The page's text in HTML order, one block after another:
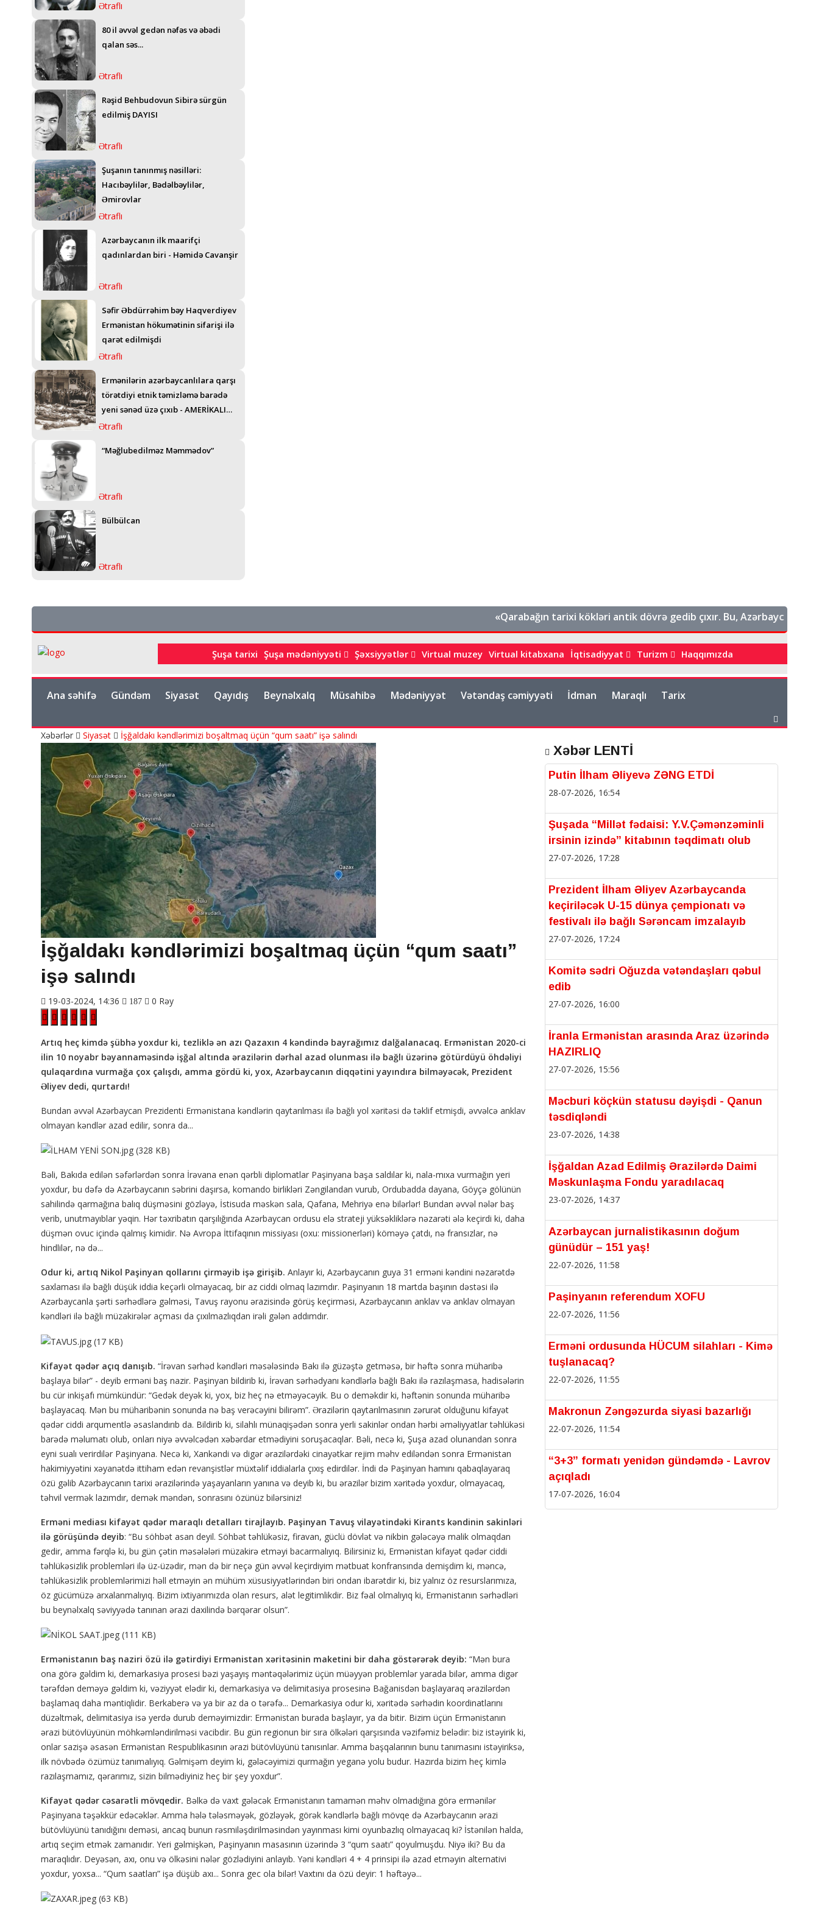
Ətraflı
80 il əvvəl gedən nəfəs və əbədi
qalan səs...
Ətraflı
Rəşid Behbudovun Sibirə sürgün
edilmiş DAYISI
Ətraflı
Şuşanın tanınmış nəsilləri:
Hacıbəylilər, Bədəlbəylilər,
Əmirovlar
Ətraflı
Azərbaycanın ilk maarifçi
qadınlardan biri - Həmidə Cavanşir
Ətraflı
Səfir Əbdürrəhim bəy Haqverdiyev
Ermənistan hökumətinin sifarişi ilə
qarət edilmişdi
Ətraflı
Ermənilərin azərbaycanlılara qarşı
törətdiyi etnik təmizləmə barədə
yeni sənəd üzə çıxıb - AMERİKALI
GENERALIN TELEQRAMI
Ətraflı
“Məğlubedilməz Məmmədov”
Ətraflı
Bülbülcan
Ətraflı
«Qarabağın tarixi kökləri antik dövrə gedib çıxır. Bu, Azərbaycanın tarixi
Şuşa tarixi Şuşa mədəniyyəti Şəxsiyyətlər Virtual muzey Virtual kitabxana İqtisadiyyat Turizm Haqqımızda
Ana səhifə Gündəm Siyasət Qayıdış Beynəlxalq Müsahibə Mədəniyyət Vətəndaş cəmiyyəti İdman Maraqlı Tarix
Xəbərlər Siyasət İşğaldakı kəndlərimizi boşaltmaq üçün “qum saatı” işə salındı
İşğaldakı kəndlərimizi boşaltmaq üçün “qum saatı”
işə salındı
19-03-2024, 14:36 187 0 Rəy
Artıq heç kimdə şübhə yoxdur ki, tezliklə ən azı Qazaxın 4 kəndində bayrağımız dalğalanacaq. Ermənistan 2020-ci
ilin 10 noyabr bəyannaməsində işğal altında ərazilərin dərhal azad olunması ilə bağlı üzərinə götürdüyü öhdəliyi
qulaqardına vurmağa çox çalışdı, amma gördü ki, yox, Azərbaycanın diqqətini yayındıra bilməyəcək, Prezident
Əliyev dedi, qurtardı!
Bundan əvvəl Azərbaycan Prezidenti Ermənistana kəndlərin qaytarılması ilə bağlı yol xəritəsi də təklif etmişdi, əvvəlcə anklav
olmayan kəndlər azad edilir, sonra da...
Bəli, Bakıda edilən səfərlərdən sonra İrəvana enən qərbli diplomatlar Paşinyana başa saldılar ki, nala-mıxa vurmağın yeri
yoxdur, bu dəfə də Azərbaycanın səbrini daşırsa, komando birlikləri Zəngilandan vurub, Ordubadda dayana, Göyçə gölünün
sahilində qarmağına balıq düşməsini gözləyə, İstisuda məskən sala, Qafana, Mehriyə enə bilərlər! Bundan əvvəl nələr baş
verib, unutmayıblar yəqin. Hər təxribatın qarşılığında Azərbaycan ordusu elə strateji yüksəkliklərə nəzarəti ələ keçirdi ki, daha
düşmən ovuc içində qalmış kimidir. Nə Avropa İttifaqının missiyası (oxu: missionerləri) köməyə çatdı, nə fransızlar, nə
hindlilər, nə də...
Odur ki, artıq Nikol Paşinyan qollarını çirməyib işə girişib. Anlayır ki, Azərbaycanın guya 31 erməni kəndini nəzarətdə
saxlaması ilə bağlı düşük iddia keçərli olmayacaq, bir az ciddi olmaq lazımdır. Paşinyanın 18 martda başının dəstəsi ilə
Azərbaycanla şərti sərhədlərə gəlməsi, Tavuş rayonu ərazisində görüş keçirməsi, Azərbaycanın anklav və anklav olmayan
kəndləri ilə bağlı müzakirələr açması da çıxılmazlıqdan irəli gələn addımdır.
Kifayət qədər açıq danışıb. “İrəvan sərhəd kəndləri məsələsində Bakı ilə güzəştə getməsə, bir həftə sonra müharibə
başlaya bilər” - deyib erməni baş nazir. Paşinyan bildirib ki, İrəvan sərhədyanı kəndlərlə bağlı Bakı ilə razılaşmasa, hadisələrin
bu cür inkişafı mümkündür: “Gedək deyək ki, yox, biz heç nə etməyəcəyik. Bu o deməkdir ki, həftənin sonunda müharibə
başlayacaq. Mən bu müharibənin sonunda nə baş verəcəyini bilirəm”. Ərazilərin qaytarılmasının zərurət olduğunu kifayət
qədər ciddi arqumentlə əsaslandırıb da. Bildirib ki, silahlı münaqişədən sonra yerli sakinlər ondan hərbi əməliyyatlar təhlükəsi
barədə məlumatı olub, onları niyə əvvəlcədən xəbərdar etmədiyini soruşacaqlar. Bəli, necə ki, Şuşa azad olunandan sonra
eyni sualı verirdilər Paşinyana. Necə ki, Xankəndi və digər ərazilərdəki cinayətkar rejim məhv ediləndən sonra Ermənistan
hakimiyyətini xəyanətdə ittiham edən revanşistlər müxtəlif iddialarla çıxış edirdilər. İndi də Paşinyan hamını qabaqlayaraq
özü gəlib Azərbaycanın tarixi ərazilərində yaşayanların yanına və deyib ki, bu ərazilər bizim xəritədə yoxdur, olmayacaq,
təhvil vermək lazımdır, demək məndən, sonrasını özünüz bilərsiniz!
Erməni mediası kifayət qədər maraqlı detalları tirajlayıb. Paşinyan Tavuş vilayətindəki Kirants kəndinin sakinləri
ilə görüşündə deyib: “Bu söhbət asan deyil. Söhbət təhlükəsiz, firavan, güclü dövlət və nikbin gələcəyə malik olmaqdan
gedir, amma fərqlə ki, bu gün çətin məsələləri müzakirə etməyi bacarmalıyıq. Bilirsiniz ki, Ermənistan kifayət qədər ciddi
təhlükəsizlik problemləri ilə üz-üzədir, mən də bir neçə gün əvvəl keçirdiyim mətbuat konfransında demişdim ki, məncə,
təhlükəsizlik problemlərimizi həll etməyin ən mühüm xüsusiyyətlərindən biri ondan ibarətdir ki, biz yalnız öz resurslarımıza,
öz gücümüzə arxalanmalıyıq. Bizim ixtiyarımızda olan resurs, alət legitimlikdir. Biz fəal olmalıyıq ki, Ermənistanın sərhədləri
bu beynəlxalq səviyyədə tanınan ərazi daxilində bərqərar olsun”.
Ermənistanın baş naziri özü ilə gətirdiyi Ermənistan xəritəsinin maketini bir daha göstərərək deyib: “Mən bura
ona görə gəldim ki, demarkasiya prosesi bəzi yaşayış məntəqələrimiz üçün müəyyən problemlər yarada bilər, amma digər
tərəfdən deməyə gəldim ki, vəziyyət elədir ki, demarkasiya və delimitasiya prosesinə Bağanisdən başlayaraq ərazilərdən
başlamaq daha məntiqlidir. Berkaberə və ya bir az da o tərəfə... Demarkasiya odur ki, xəritədə sərhədin koordinatlarını
düzəltmək, delimitasiya isə yerdə durub deməyimizdir: Ermənistan burada başlayır, ya da bitir. Bizim üçün Ermənistanın
ərazi bütövlüyünün möhkəmləndirilməsi vacibdir. Bu gün regionun bir sıra ölkələri qarşısında vəzifəmiz belədir: biz istəyirik ki,
onlar sazişə əsasən Ermənistan Respublikasının ərazi bütövlüyünü tanısınlar. Amma başqalarının bunu tanımasını istəyiriksə,
ilk növbədə özümüz tanımalıyıq. Gəlmişəm deyim ki, gələcəyimizi qurmağın yeganə yolu budur. Hazırda bizim heç kimlə
razılaşmamız, qərarımız, sizin bilmədiyiniz heç bir şey yoxdur”.
Kifayət qədər cəsarətli mövqedir. Bəlkə də vaxt gələcək Ermənistanın tamamən məhv olmadığına görə ermənilər
Paşinyana təşəkkür edəcəklər. Amma hələ tələsməyək, gözləyək, görək kəndlərlə bağlı mövqe də Azərbaycanın ərazi
bütövlüyünü tanıdığını deməsi, ancaq bunun rəsmiləşdirilməsindən yayınması kimi oyunbazlıq olmayacaq ki? İstənilən halda,
artıq seçim etmək zamanıdır. Yeri gəlmişkən, Paşinyanın masasının üzərində 3 “qum saatı” qoyulmuşdu. Niyə iki? Bu da
maraqlıdır. Deyəsən, axı, onu və ölkəsini nələr gözlədiyini anlayıb. Yəni kəndləri 4 + 4 prinsipi ilə azad etməyin alternativi
yoxdur, yoxsa... “Qum saatları” işə düşüb axı... Sonra gec ola bilər! Vaxtını da özü deyir: 1 həftəyə...
Xəbər LENTİ
Putin İlham Əliyevə ZƏNG ETDİ
28-07-2026, 16:54
Şuşada “Millət fədaisi: Y.V.Çəmənzəminli
irsinin izində” kitabının təqdimatı olub
27-07-2026, 17:28
Prezident İlham Əliyev Azərbaycanda
keçiriləcək U-15 dünya çempionatı və
festivalı ilə bağlı Sərəncam imzalayıb
27-07-2026, 17:24
Komitə sədri Oğuzda vətəndaşları qəbul
edib
27-07-2026, 16:00
İranla Ermənistan arasında Araz üzərində
HAZIRLIQ
27-07-2026, 15:56
Məcburi köçkün statusu dəyişdi - Qanun
təsdiqləndi
23-07-2026, 14:38
İşğaldan Azad Edilmiş Ərazilərdə Daimi
Məskunlaşma Fondu yaradılacaq
23-07-2026, 14:37
Azərbaycan jurnalistikasının doğum
günüdür – 151 yaş!
22-07-2026, 11:58
Paşinyanın referendum XOFU
22-07-2026, 11:56
Erməni ordusunda HÜCUM silahları - Kimə
tuşlanacaq?
22-07-2026, 11:55
Makronun Zəngəzurda siyasi bazarlığı
22-07-2026, 11:54
“3+3” formatı yenidən gündəmdə - Lavrov
açıqladı
17-07-2026, 16:04